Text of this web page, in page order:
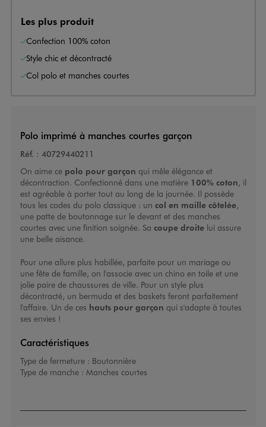
Les plus produit
Confection 100% coton
Style chic et décontracté
Col polo et manches courtes
Polo imprimé à manches courtes garçon
Réf. : 40729440211
On aime ce polo pour garçon qui mêle élégance et
décontraction. Confectionné dans une matière 100% coton, il
est agréable à porter tout au long de la journée. Il possède
tous les codes du polo classique : un col en maille côtelée,
une patte de boutonnage sur le devant et des manches
courtes avec une finition soignée. Sa coupe droitelui assure
une belle aisance.
Pour une allure plus habillée, parfaite pour un mariage ou
une fête de famille, on l'associe avec un chino en toile et une
jolie paire de chaussures de ville. Pour un style plus
décontracté, un bermuda et des baskets feront parfaitement
l'affaire. Un de ces hauts pour garçon qui s'adapte à toutes
ses envies !
Caractéristiques
Type de fermeture : Boutonnière
Type de manche : Manches courtes